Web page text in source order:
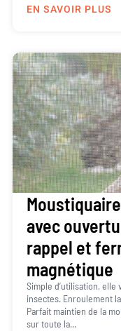
EN SAVOIR PLUS
avec
rappel et
magnétique
Simple d’utilisation,
insectes. Enroulement
Parfait maintien de la
sur toute la...